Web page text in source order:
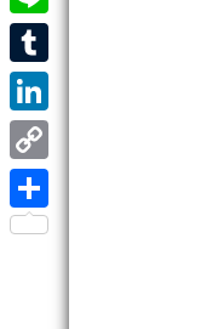
c
e
b
o
o
k
w
i
t
t
e
r
L
i
n
e
T
u
m
b
l
L
i
n
C
o
S